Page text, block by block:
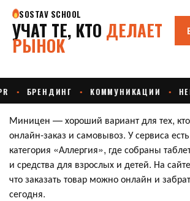
Миницен — хороший вариант для тех, кто
онлайн-заказ и самовывоз. У сервиса
категория «Аллергия», где собраны
и средства для взрослых и детей. На
что заказать товар можно онлайн и
сегодня.